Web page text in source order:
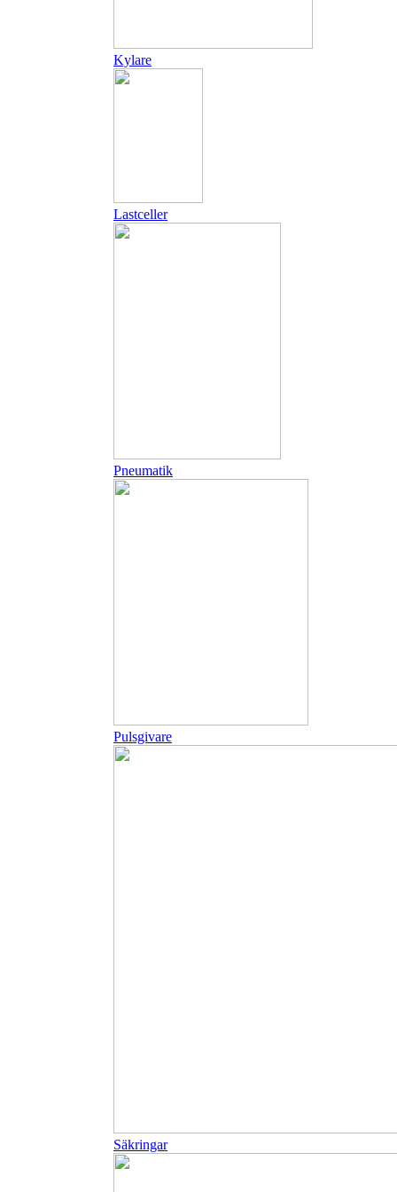
Kylare
Lastceller
Pneumatik
Pulsgivare
Säkringar